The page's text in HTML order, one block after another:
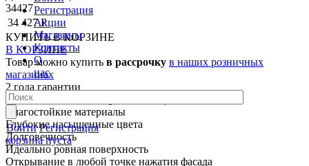
Регистрация
Акции
Магазины
Контакты
О
нас
Войти Регистрация
корзина пуста
34427
34 427 Р
КУПИТЬ В КОРЗИНЕ
В КОРЗИНЕ
Товар можно купить в рассрочку в наших розничных
магазинах
2 года гарантии
PUSH TO OPEN. Открывание ящика от нажатия
Влагостойкие материалы
Глубокие насыщенные цвета
Долговечность
Идеально ровная поверхность
Открывание в любой точке нажатия фасада